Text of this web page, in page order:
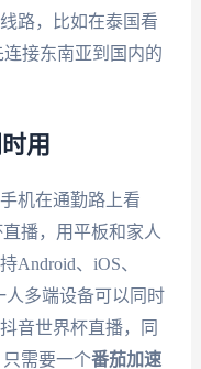
路，比如在泰国看
接东南亚到国内的
用
机在通勤路上看
播，用平板和家人
Android、iOS、
人多端设备可以同时
音世界杯直播，同
需要一个番茄加速